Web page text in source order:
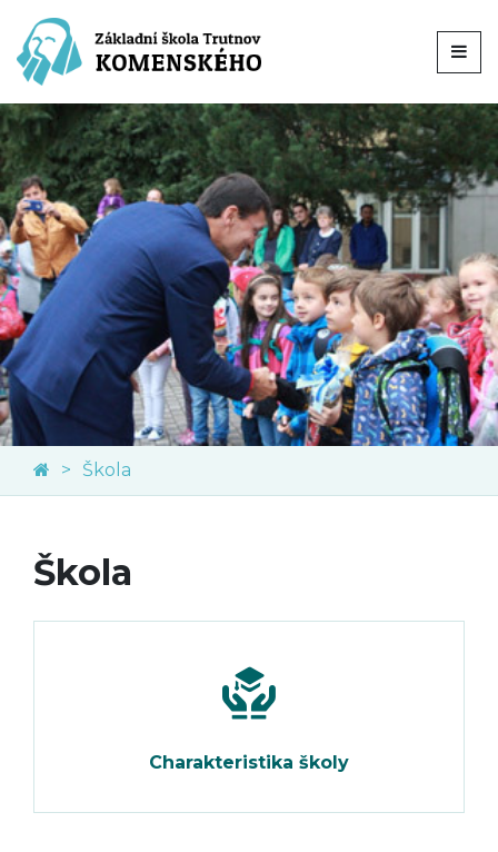
Škola
Škola
Charakteristika školy